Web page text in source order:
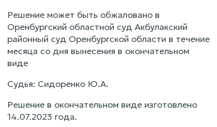
Решение может быть обжаловано в
Оренбургский областной суд Акбулакский
районный суд Оренбургской области в течение
месяца со дня вынесения в окончательном
виде
Судья: Сидоренко Ю.А.
Решение в окончательном виде изготовлено
14.07.2023 года.